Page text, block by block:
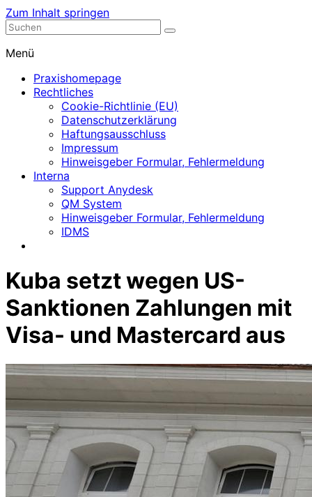
Zum Inhalt springen
Nephrologische Praxis mit Dialyse
Menü
Praxishomepage
Rechtliches
Cookie-Richtlinie (EU)
Datenschutzerklärung
Haftungsausschluss
Impressum
Hinweisgeber Formular, Fehlermeldung
Interna
Support Anydesk
QM System
Hinweisgeber Formular, Fehlermeldung
IDMS
Kuba setzt wegen US-
Sanktionen Zahlungen mit
Visa- und Mastercard aus